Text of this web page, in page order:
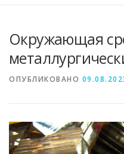
МЕТАЛЛЫ И
СВОЙСТВА МЕТАЛЛОВ
Окружающая
ОПУБЛИКОВАНО